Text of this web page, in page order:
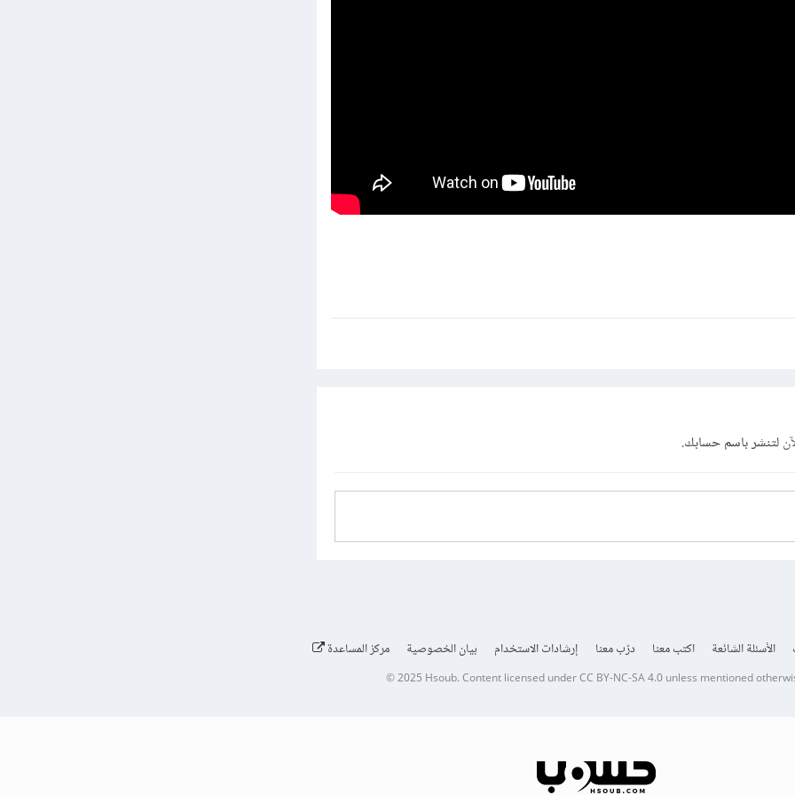
لتنشر باسم حسابك.
الأسئلة الشائعة اكتب معنا درّب معنا إرشادات الاستخدام بيان الخصوصية مركز المساعدة
© 2025 Hsoub.Content licensed underCC BY-NC-SA 4.0unless mentioned